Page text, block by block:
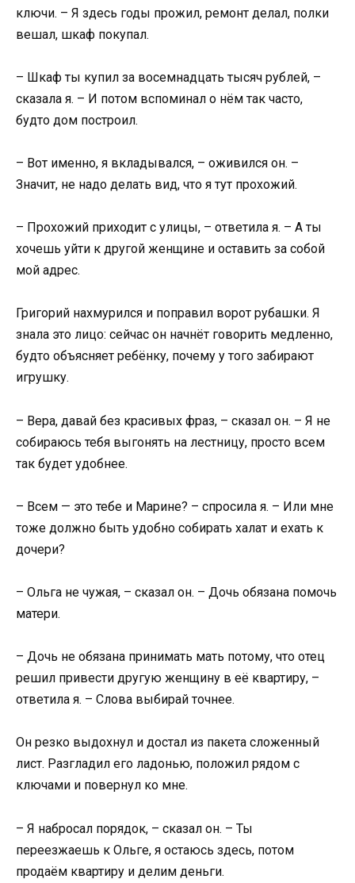
ключи. – Я здесь годы прожил, ремонт делал, полки
вешал, шкаф покупал.
– Шкаф ты купил за восемнадцать тысяч рублей, –
сказала я. – И потом вспоминал о нём так часто,
будто дом построил.
– Вот именно, я вкладывался, – оживился он. –
Значит, не надо делать вид, что я тут прохожий.
– Прохожий приходит с улицы, – ответила я. – А ты
хочешь уйти к другой женщине и оставить за собой
мой адрес.
Григорий нахмурился и поправил ворот рубашки. Я
знала это лицо: сейчас он начнёт говорить медленно,
будто объясняет ребёнку, почему у того забирают
игрушку.
– Вера, давай без красивых фраз, – сказал он. – Я не
собираюсь тебя выгонять на лестницу, просто всем
так будет удобнее.
– Всем — это тебе и Марине? – спросила я. – Или мне
тоже должно быть удобно собирать халат и ехать к
дочери?
– Ольга не чужая, – сказал он. – Дочь обязана помочь
матери.
– Дочь не обязана принимать мать потому, что отец
решил привести другую женщину в её квартиру, –
ответила я. – Слова выбирай точнее.
Он резко выдохнул и достал из пакета сложенный
лист. Разгладил его ладонью, положил рядом с
ключами и повернул ко мне.
– Я набросал порядок, – сказал он. – Ты
переезжаешь к Ольге, я остаюсь здесь, потом
продаём квартиру и делим деньги.